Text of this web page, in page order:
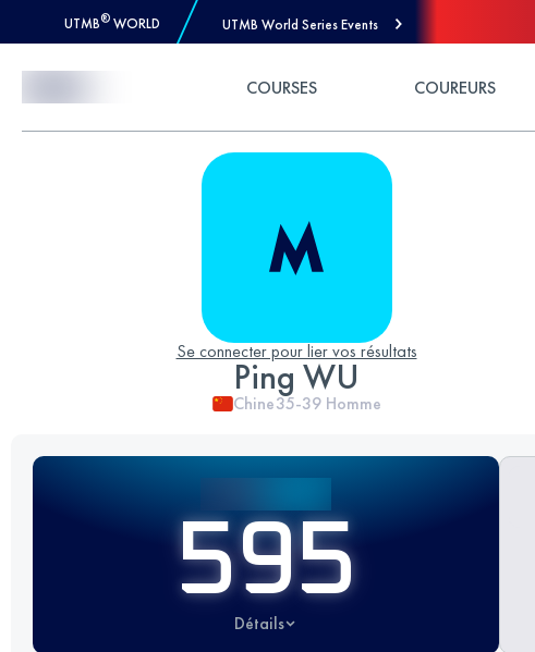
UTMB® WORLD UTMB World Series Events
COURSES COUREURS
Se connecter pour lier vos résultats
Ping WU
Chine35-39 Homme
595
Détails